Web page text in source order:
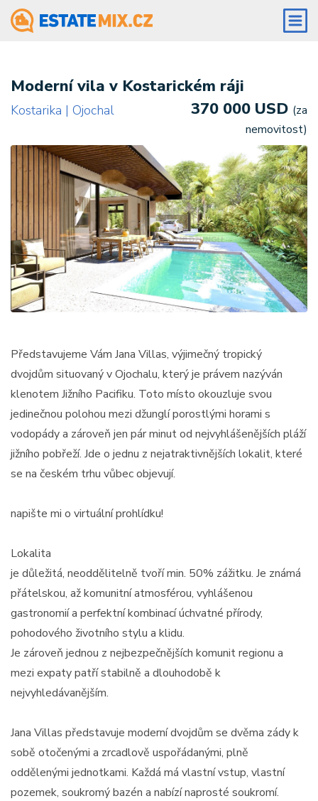
Moderní vila v Kostarickém ráji
Kostarika | Ojochal 370 000 USD (za
nemovitost)
Představujeme Vám Jana Villas, výjimečný tropický
dvojdům situovaný v Ojochalu, který je právem nazýván
klenotem Jižního Pacifiku. Toto místo okouzluje svou
jedinečnou polohou mezi džunglí porostlými horami s
vodopády a zároveň jen pár minut od nejvyhlášenějších pláží
jižního pobřeží. Jde o jednu z nejatraktivnějších lokalit, které
se na českém trhu vůbec objevují.
napište mi o virtuální prohlídku!
Lokalita
je důležitá, neoddělitelně tvoří min. 50% zážitku. Je známá
přátelskou, až komunitní atmosférou, vyhlášenou
gastronomií a perfektní kombinací úchvatné přírody,
pohodového životního stylu a klidu.
Je zároveň jednou z nejbezpečnějších komunit regionu a
mezi expaty patří stabilně a dlouhodobě k
nejvyhledávanějším.
Jana Villas představuje moderní dvojdům se dvěma zády k
sobě otočenými a zrcadlově uspořádanými, plně
oddělenými jednotkami. Každá má vlastní vstup, vlastní
pozemek, soukromý bazén a nabízí naprosté soukromí.